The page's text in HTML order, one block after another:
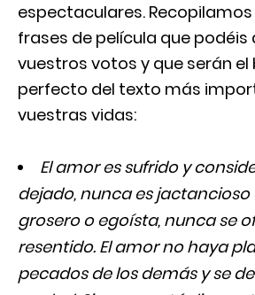
espectaculares.
frases de película que podéis
vuestros votos y que serán el
perfecto del texto más
vuestras vidas:
El amor es sufrido y
dejado, nunca es jactancioso
grosero o egoísta, nunca se
resentido. El amor no haya
pecados de los demás y se